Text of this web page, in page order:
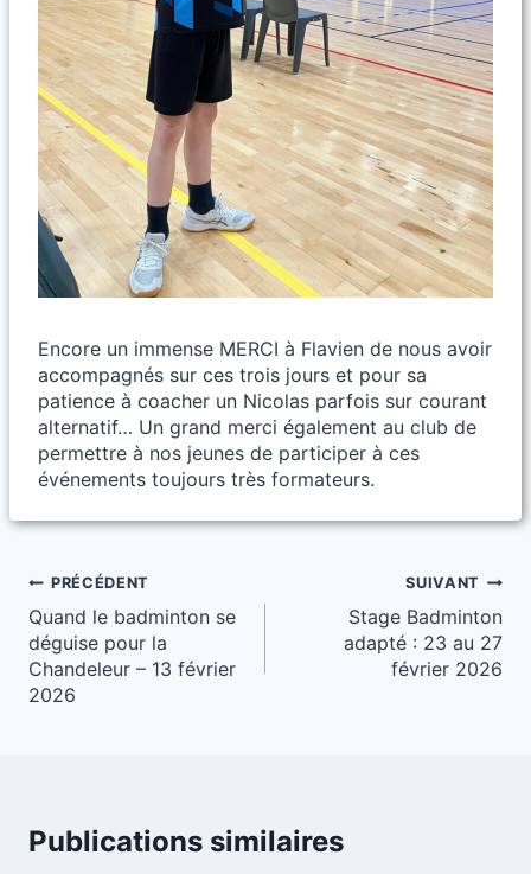
Encore un immense MERCI à Flavien de nous avoir
accompagnés sur ces trois jours et pour sa
patience à coacher un Nicolas parfois sur courant
alternatif… Un grand merci également au club de
permettre à nos jeunes de participer à ces
événements toujours très formateurs.
Navigation
de
l’article
PRÉCÉDENT
Quand le badminton se
déguise pour la
Chandeleur – 13 février
2026
SUIVANT
Stage Badminton
adapté : 23 au 27
février 2026
Publications similaires